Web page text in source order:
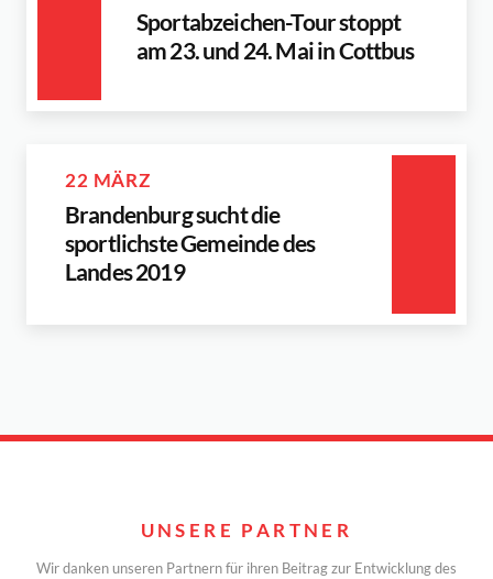
Sportabzeichen-Tour stoppt
am 23. und 24. Mai in Cottbus
22 MÄRZ
Brandenburg sucht die
sportlichste Gemeinde des
Landes 2019
UNSERE PARTNER
Wir danken unseren Partnern für ihren Beitrag zur Entwicklung des